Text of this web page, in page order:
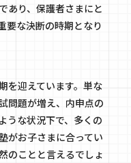
あり、保護者さまにと
要な決断の時期となり
を迎えています。単な
問題が増え、内申点の
うな状況下で、多くの
がお子さまに合ってい
のことと言えるでしょ